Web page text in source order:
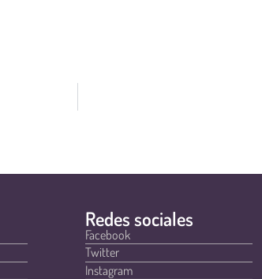
Redes sociales
Facebook
Twitter
Instagram